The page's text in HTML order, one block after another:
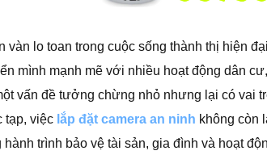
vàn lo toan trong cuộc sống thành thị hiện
mình mạnh mẽ với nhiều hoạt động dân
vấn đề tưởng chừng nhỏ nhưng lại có vai
tạp, việc lắp đặt camera an ninh không còn
hành trình bảo vệ tài sản, gia đình và hoạt